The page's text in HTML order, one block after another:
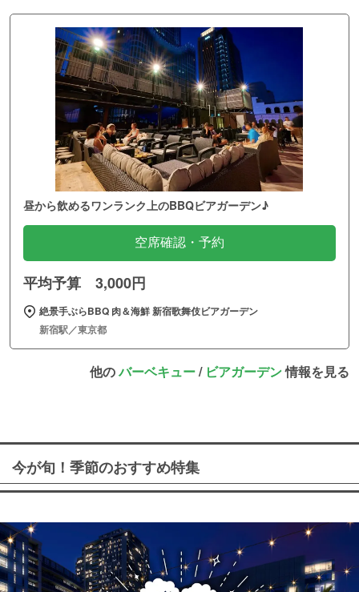
昼から飲めるワンランク上のBBQビアガーデン♪
空席確認・予約
平均予算 3,000円
絶景手ぶらBBQ 肉＆海鮮 新宿歌舞伎ビアガーデン
新宿駅／東京都
他のバーベキュー/ ビアガーデン情報を見る
今が旬！季節のおすすめ特集